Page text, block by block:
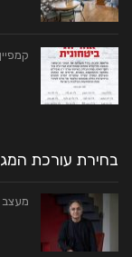
בחירת עורכת
מעצב